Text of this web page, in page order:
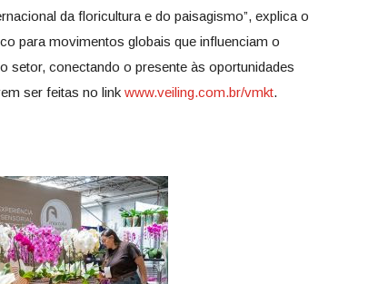
da floricultura e do paisagismo”, explica o
para movimentos globais que influenciam o
conectando o presente às oportunidades
ser feitas no link www.veiling.com.br/vmkt.